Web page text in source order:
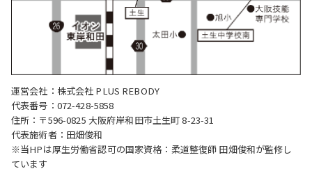
運営会社：株式会社 PLUS REBODY
代表番号：072-428-5858
住所：〒596-0825 大阪府岸和田市土生町 8-23-31
代表施術者：田畑俊和
※当HPは厚生労働省認可の国家資格：柔道整復師 田畑俊和が監修し
ています